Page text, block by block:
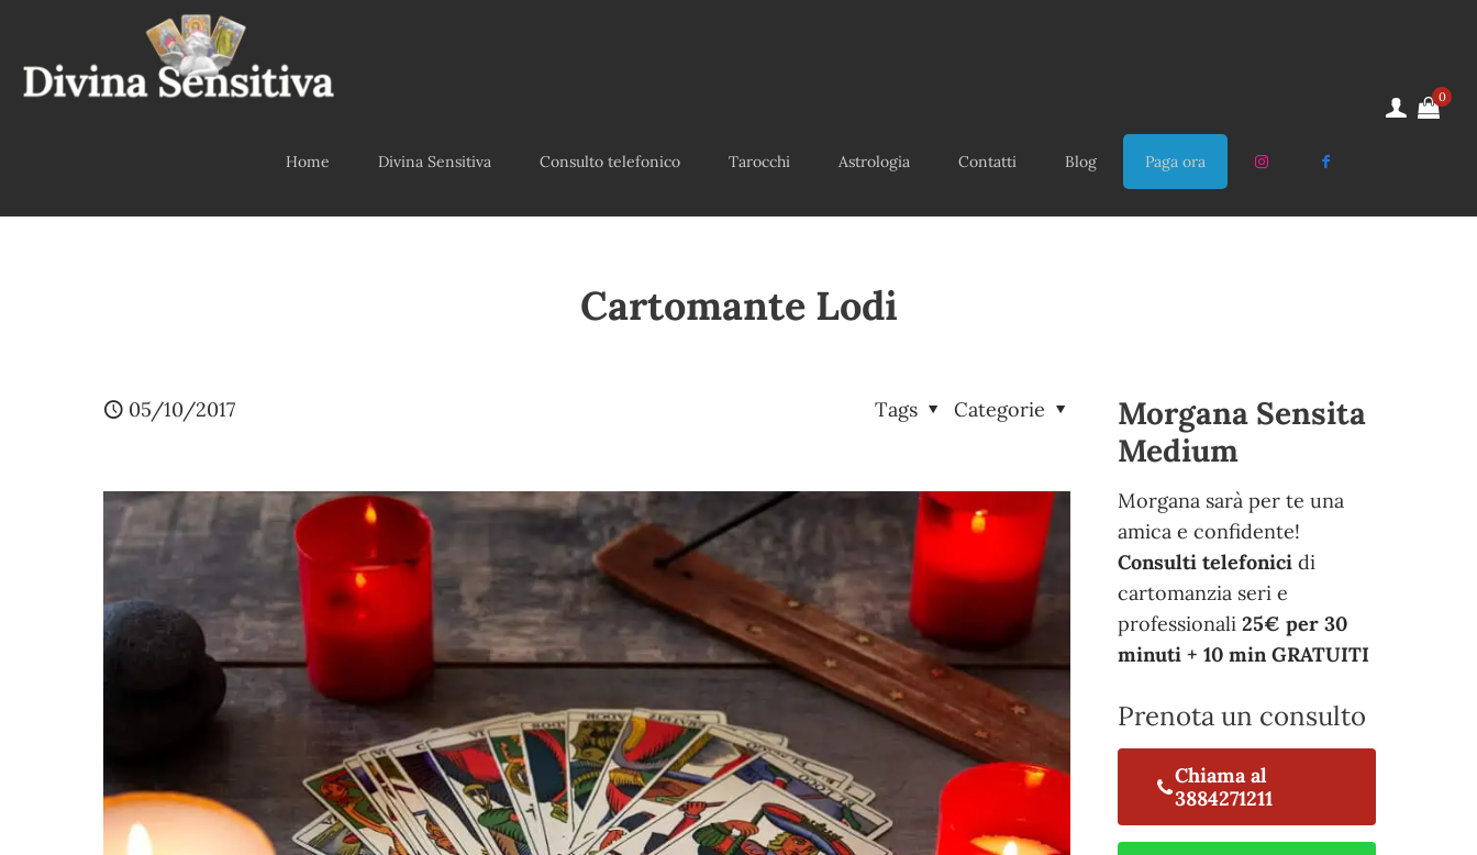
Home Divina Sensitiva Consulto telefonico Tarocchi Astrologia Contatti Blog Paga ora
0
Cartomante Lodi
05/10/2017 Categorie
Tags
Morgana Sensita
Medium
Morgana sarà per te una
amica e confidente!
Consulti telefonici di
cartomanzia seri e
professionali 25€ per 30
minuti + 10 min GRATUITI
Prenota un consulto
Chiama al
3884271211